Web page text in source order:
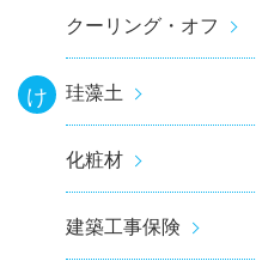
クーリング・オフ
け 珪藻土
化粧材
建築工事保険